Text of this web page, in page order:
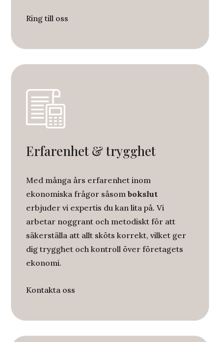
Ring till oss
Erfarenhet & trygghet
Med många års erfarenhet inom
ekonomiska frågor såsombokslut
erbjuder vi expertis du kan lita på. Vi
arbetar noggrant och metodiskt för att
säkerställa att allt sköts korrekt, vilket ger
dig trygghet och kontroll över företagets
ekonomi.
Kontakta oss